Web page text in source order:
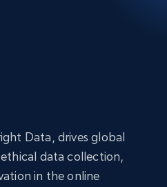
Data, drives global
data collection,
in the online